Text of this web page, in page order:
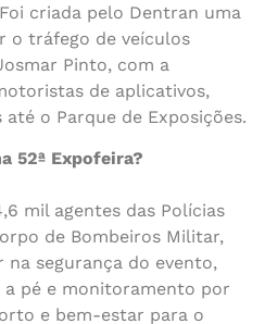
criada pelo Dentran uma
o tráfego de veículos
Pinto, com a
de aplicativos,
o Parque de Exposições.
52ª Expofeira?
mil agentes das Polícias
de Bombeiros Militar,
segurança do evento,
pé e monitoramento por
e bem-estar para o